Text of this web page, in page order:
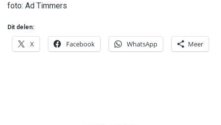
foto: Ad Timmers
Dit delen:
X Facebook WhatsApp Meer